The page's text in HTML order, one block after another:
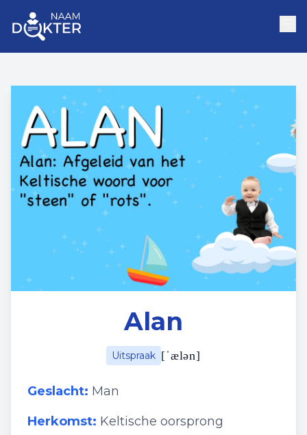
Alan
Uitspraak [ˈælən]
Geslacht: Man
Herkomst: Keltische oorsprong